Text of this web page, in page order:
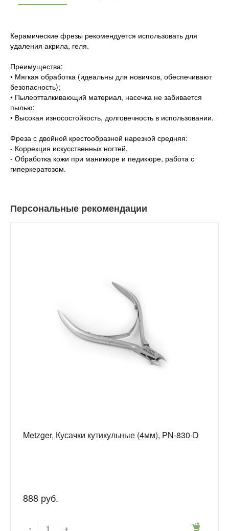
Керамические фрезы рекомендуется использовать для
удаления акрила, геля.
Преимущества:
• Мягкая обработка (идеальны для новичков, обеспечивают
безопасность);
• Пылеотталкивающий материал, насечка не забивается
пылью;
• Высокая износостойкость, долговечность в использовании.
Фреза с двойной крестообразной нарезкой средняя:
- Коррекция искусственных ногтей,
- Обработка кожи при маникюре и педикюре, работа с
гиперкератозом.
Персональные рекомендации
Metzger, Кусачки кутикульные (4мм), РN-830-D
888 руб.
- +